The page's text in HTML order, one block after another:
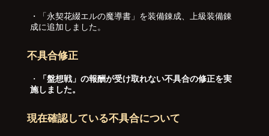
・「永契花綴エルの魔導書」を装備錬成、上級装備錬
成に追加しました。
不具合修正
・
「盤想戦」の報酬が受け取れない不具合の修正を実
施しました。
現在確認している不具合について